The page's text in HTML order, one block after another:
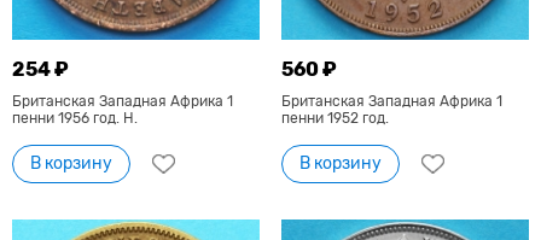
254 ₽
Британская Западная Африка 1
пенни 1956 год. Н.
В корзину
560 ₽
Британская Западная Африка 1
пенни 1952 год.
В корзину